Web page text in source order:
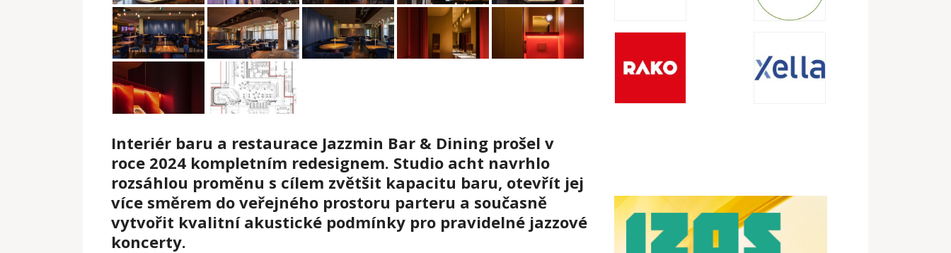
Interiér baru a restaurace Jazzmin Bar & Dining prošel v
roce 2024 kompletním redesignem. Studio acht navrhlo
rozsáhlou proměnu s cílem zvětšit kapacitu baru, otevřít jej
více směrem do veřejného prostoru parteru a současně
vytvořit kvalitní akustické podmínky pro pravidelné jazzové
koncerty.